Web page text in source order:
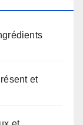
et